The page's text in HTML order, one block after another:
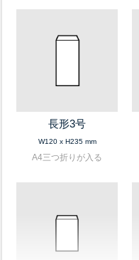
長形3号
W120 x H235 mm
A4三つ折りが入る